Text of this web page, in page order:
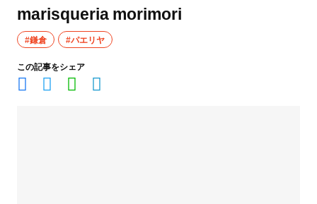
marisqueria morimori
#鎌倉 #パエリヤ
この記事をシェア